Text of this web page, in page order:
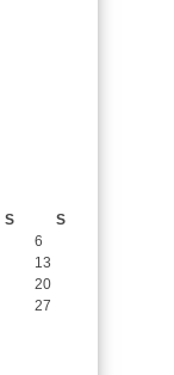
S S
6
13
20
27